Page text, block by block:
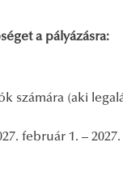
a pályázásra:
számára (aki
február 1. –